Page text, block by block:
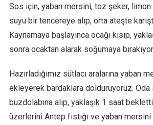
Sos için, yaban mersini, toz şeker,
suyu bir tencereye alıp, orta ateşte
Kaynamaya başlayınca ocağı kısıp,
sonra ocaktan alarak soğumaya
Hazırladığımız sütlacı aralarına yaban
ekleyerek bardaklara dolduruyoruz. Oda
buzdolabına alıp, yaklaşık 1 saat
üzerlerini Antep fıstığı ve yaban